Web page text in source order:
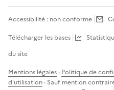
Accessibilité : non conforme
Télécharger les bases
du site
Mentions légales · Politique de
d'utilisation · Sauf mention